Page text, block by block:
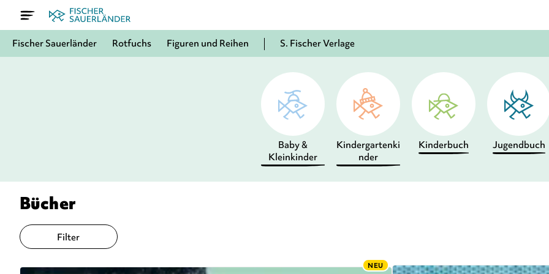
Fischer Sauerländer Rotfuchs Figuren und Reihen S. Fischer Verlage
Bücher
Baby &
Kleinkinder
Kindergartenki
nder
Kinderbuch Jugendbuch
Filter
NEU